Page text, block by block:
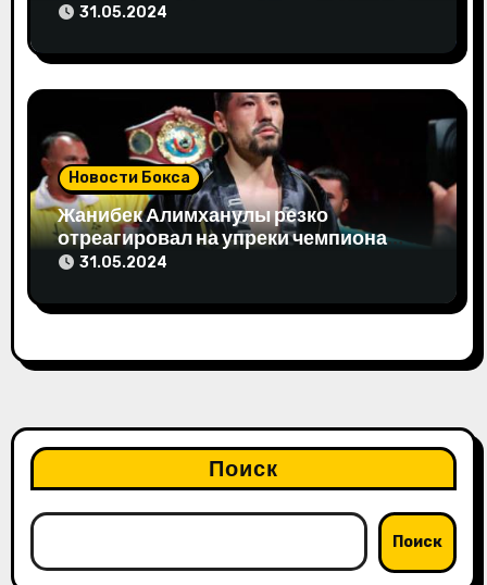
Олимпиаду-2024
31.05.2024
Новости Бокса
Жанибек Алимханулы резко
отреагировал на упреки чемпиона
мира
31.05.2024
Поиск
Поиск